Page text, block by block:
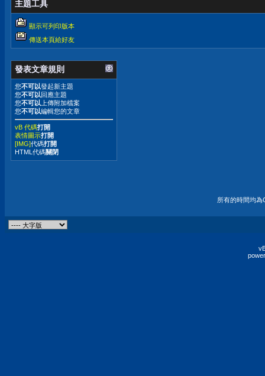
主題工具
顯示可列印版本
傳送本頁給好友
發表文章規則
您不可以發起新主題
您不可以回應主題
您不可以 上傳附加檔案
您不可以編輯您的文章
vB 代碼打開
表情圖示打開
[IMG]代碼打開
HTML代碼關閉
所有的時間均為